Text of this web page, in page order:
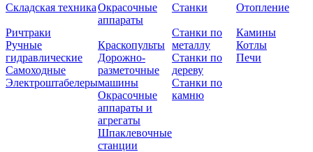
Складская техника
Ричтраки
Ручные
гидравлические
Самоходные
Электроштабелеры
Окрасочные
аппараты
Краскопульты
Дорожно-
разметочные
машины
Окрасочные
аппараты и
агрегаты
Шпаклевочные
станции
Станки
Станки по
металлу
Станки по
дереву
Станки по
камню
Отопление
Камины
Котлы
Печи